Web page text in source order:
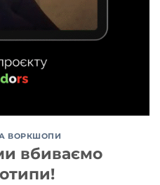
ВОРКШОПИ
вбиваємо